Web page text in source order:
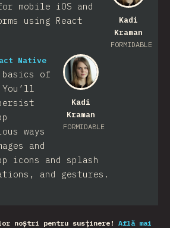
Kadi
Kraman
FORMIDABLE
mobile iOS and
using React
Kadi
Kraman
FORMIDABLE
Native
basics of
ways
and
icons and splash
and gestures.
noștri pentru susținere!
Află mai